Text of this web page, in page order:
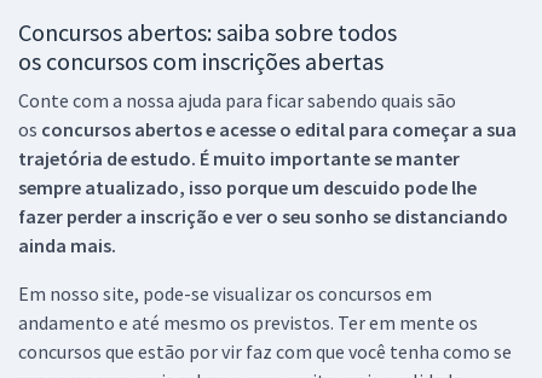
Concursos abertos: saiba sobre todos
os concursos com inscrições abertas
Conte com a nossa ajuda para ficar sabendo quais são
os concursos abertos e acesse o edital para começar a sua
trajetória de estudo. É muito importante se manter
sempre atualizado, isso porque um descuido pode lhe
fazer perder a inscrição e ver o seu sonho se distanciando
ainda mais.
Em nosso site, pode-se visualizar os concursos em
andamento e até mesmo os previstos. Ter em mente os
concursos que estão por vir faz com que você tenha como se